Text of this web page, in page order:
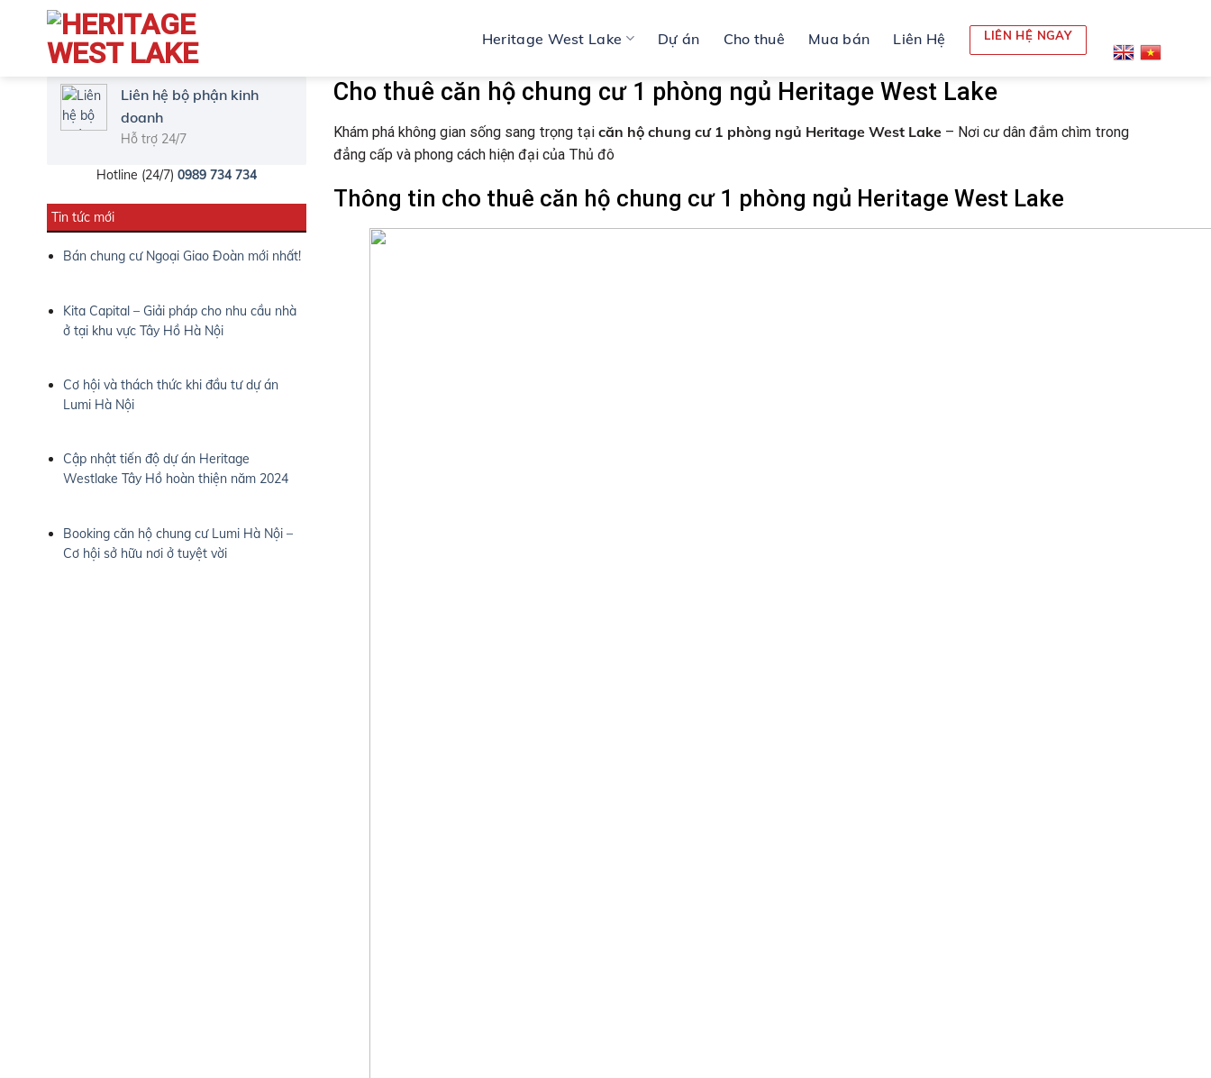
Heritage West Lake Dự án Cho thuê Mua bán Liên Hệ LIÊN HỆ NGAY
Liên hệ bộ phận kinh
doanh
Hỗ trợ 24/7
Hotline (24/7) 0989 734 734
Tin tức mới
Bán chung cư Ngoại Giao Đoàn mới nhất!
Kita Capital – Giải pháp cho nhu cầu nhà
ở tại khu vực Tây Hồ Hà Nội
Cơ hội và thách thức khi đầu tư dự án
Lumi Hà Nội
Cập nhật tiến độ dự án Heritage
Westlake Tây Hồ hoàn thiện năm 2024
Booking căn hộ chung cư Lumi Hà Nội –
Cơ hội sở hữu nơi ở tuyệt vời
Cho thuê căn hộ chung cư 1 phòng ngủ Heritage West Lake
Khám phá không gian sống sang trọng tại căn hộ chung cư 1 phòng ngủ Heritage West Lake– Nơi cư dân đắm chìm trong
đẳng cấp và phong cách hiện đại của Thủ đô
Thông tin cho thuê căn hộ chung cư 1 phòng ngủ Heritage West Lake